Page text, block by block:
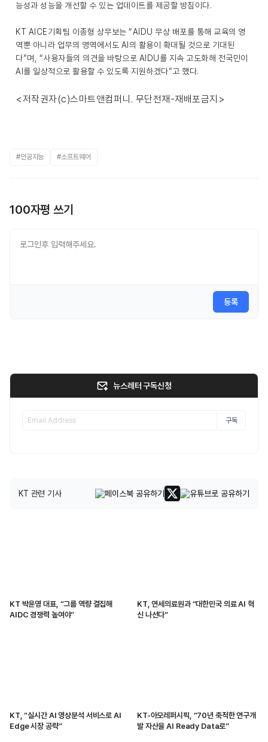
능성과 성능을 개선할 수 있는 업데이트를 제공할 방침이다.
KT AICE기획팀 이종형 상무보는 “AIDU 무상 배포를 통해 교육의 영
역뿐 아니라 업무의 영역에서도 AI의 활용이 확대될 것으로 기대된
다”며, “사용자들의 의견을 바탕으로 AIDU를 지속 고도화해 전국민이
AI를 일상적으로 활용할 수 있도록 지원하겠다”고 했다.
<저작권자(c)스마트앤컴퍼니. 무단전재-재배포금지>
#인공지능 #소프트웨어
100자평 쓰기
등록
뉴스레터 구독신청
구독
KT 관련 기사
KT 박윤영 대표, “그룹 역량 결집해
AIDC 경쟁력 높여야”
KT, 연세의료원과 “대한민국 의료 AI 혁
신 나선다”
KT, “실시간 AI 영상분석 서비스로 AI
Edge 시장 공략”
KT-아모레퍼시픽, “70년 축적한 연구개
발 자산을 AI Ready Data로”